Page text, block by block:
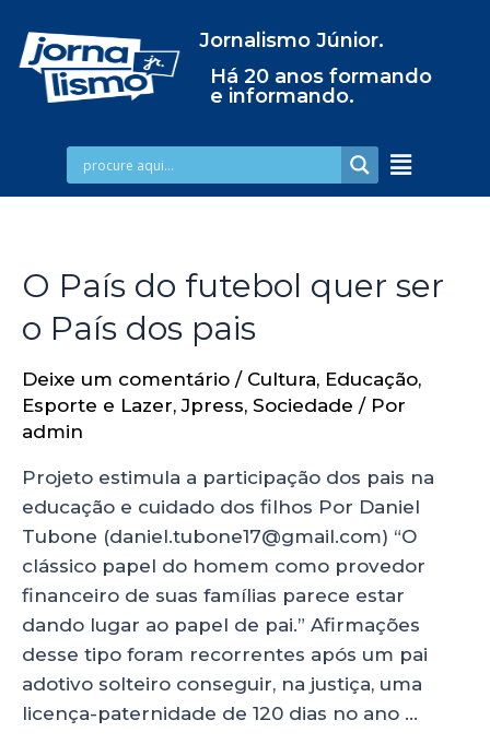
Jornalismo Júnior.
Há 20 anos formando
e informando.
O País do futebol quer ser
o País dos pais
Deixe um comentário / Cultura, Educação,
Esporte e Lazer,Jpress, Sociedade / Por
admin
Projeto estimula a participação dos pais na
educação e cuidado dos filhos Por Daniel
Tubone (daniel.tubone17@gmail.com) “O
clássico papel do homem como provedor
financeiro de suas famílias parece estar
dando lugar ao papel de pai.” Afirmações
desse tipo foram recorrentes após um pai
adotivo solteiro conseguir, na justiça, uma
licença-paternidade de 120 dias no ano …